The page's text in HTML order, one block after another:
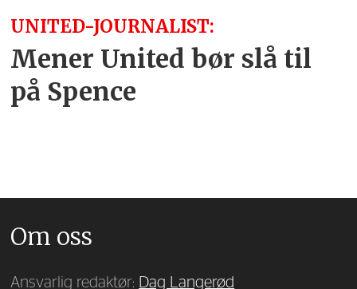
UNITED-JOURNALIST:
Mener United bør slå til
på Spence
Om oss
Ansvarlig redaktør: Dag Langerød